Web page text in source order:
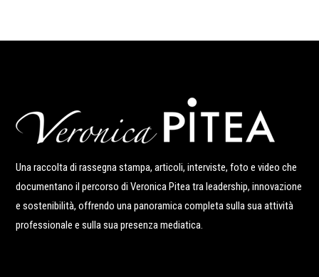
Una raccolta di rassegna stampa, articoli, interviste, foto e video che
documentano il percorso di Veronica Pitea tra leadership, innovazione
e sostenibilità, offrendo una panoramica completa sulla sua attività
professionale e sulla sua presenza mediatica.